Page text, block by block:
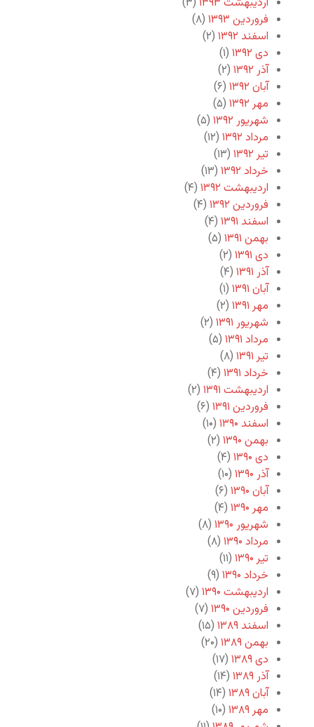
فروردین ۱۳۹۳
(۸)
اسفند ۱۳۹۲
(۲)
دی ۱۳۹۲
(۱)
آذر ۱۳۹۲
(۲)
آبان ۱۳۹۲
(۶)
مهر ۱۳۹۲
(۵)
شهریور ۱۳۹۲
(۵)
مرداد ۱۳۹۲
(۱۲)
تیر ۱۳۹۲
(۱۳)
خرداد ۱۳۹۲
(۱۳)
اردیبهشت ۱۳۹۲
(۴)
فروردین ۱۳۹۲
(۴)
اسفند ۱۳۹۱
(۴)
بهمن ۱۳۹۱
(۵)
دی ۱۳۹۱
(۲)
آذر ۱۳۹۱
(۴)
آبان ۱۳۹۱
(۱)
مهر ۱۳۹۱
(۲)
شهریور ۱۳۹۱
(۲)
مرداد ۱۳۹۱
(۵)
تیر ۱۳۹۱
(۸)
خرداد ۱۳۹۱
(۴)
اردیبهشت ۱۳۹۱
(۲)
فروردین ۱۳۹۱
(۶)
اسفند ۱۳۹۰
(۱۰)
بهمن ۱۳۹۰
(۲)
دی ۱۳۹۰
(۴)
آذر ۱۳۹۰
(۱۰)
آبان ۱۳۹۰
(۶)
مهر ۱۳۹۰
(۴)
شهریور ۱۳۹۰
(۸)
مرداد ۱۳۹۰
(۸)
تیر ۱۳۹۰
(۱۱)
خرداد ۱۳۹۰
(۹)
اردیبهشت ۱۳۹۰
(۷)
فروردین ۱۳۹۰
(۷)
اسفند ۱۳۸۹
(۱۵)
بهمن ۱۳۸۹
(۲۰)
دی ۱۳۸۹
(۱۷)
آذر ۱۳۸۹
(۱۴)
آبان ۱۳۸۹
(۱۴)
مهر ۱۳۸۹
(۱۰)